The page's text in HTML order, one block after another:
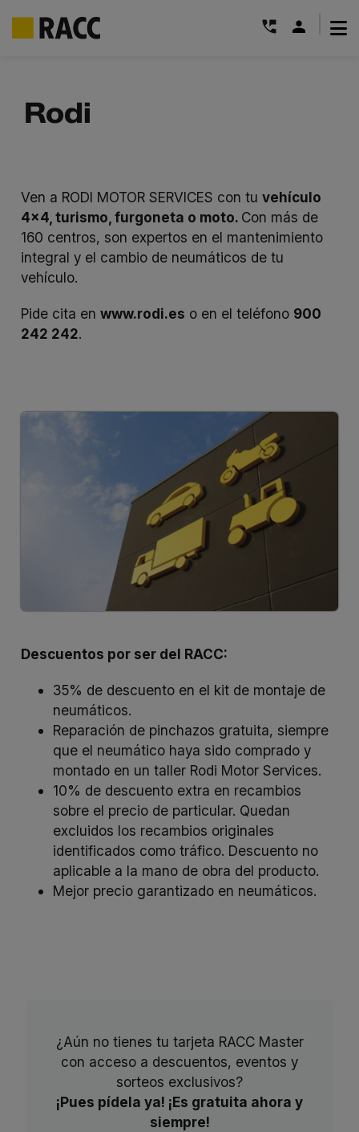
contenido
Rodi
Ven a RODI MOTOR SERVICES con tu vehículo
4×4, turismo, furgoneta o moto. Con más de
160 centros, son expertos en el mantenimiento
integral y el cambio de neumáticos de tu
vehículo.
Pide cita en www.rodi.es o en el teléfono 900
242 242.
Descuentos por ser del RACC:
35% de descuento en el kit de montaje de
neumáticos.
Reparación de pinchazos gratuita, siempre
que el neumático haya sido comprado y
montado en un taller Rodi Motor Services.
10% de descuento extra en recambios
sobre el precio de particular. Quedan
excluidos los recambios originales
identificados como tráfico. Descuento no
aplicable a la mano de obra del producto.
Mejor precio garantizado en neumáticos.
¿Aún no tienes tu tarjeta RACC Master
con acceso a descuentos, eventos y
sorteos exclusivos?
¡Pues pídela ya! ¡Es gratuita ahora y
siempre!